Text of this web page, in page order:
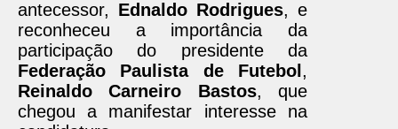
antecessor, Ednaldo Rodrigues, e
reconheceu a importância da
participação do presidente da
Federação Paulista de Futebol ,
Reinaldo Carneiro Bastos, que
chegou a manifestar interesse na